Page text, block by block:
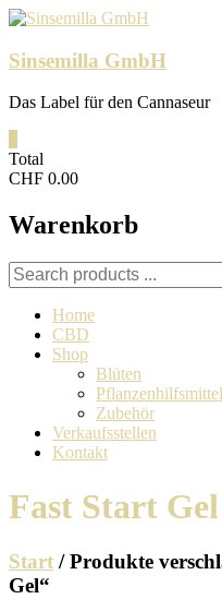
Skip
content
Sinsemilla GmbH
Das Label für den Cannaseur
Total
CHF 0.00
Warenkorb
Search
for:
Home
CBD
Shop
Blüten
Pflanzenhilfsmittel
Zubehör
Verkaufsstellen
Kontakt
Fast Start Gel
Start / Produkte
Gel“